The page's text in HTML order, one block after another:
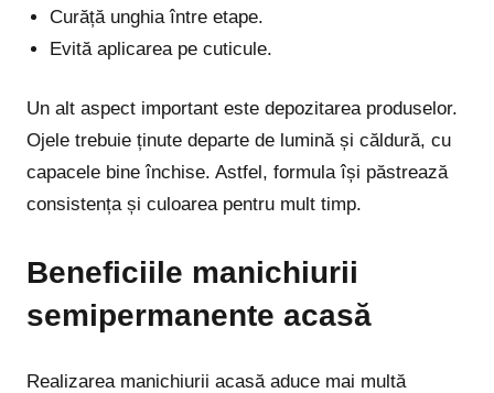
Curăță unghia între etape.
Evită aplicarea pe cuticule.
Un alt aspect important este depozitarea produselor.
Ojele trebuie ținute departe de lumină și căldură, cu
capacele bine închise. Astfel, formula își păstrează
consistența și culoarea pentru mult timp.
Beneficiile manichiurii
semipermanente acasă
Realizarea manichiurii acasă aduce mai multă